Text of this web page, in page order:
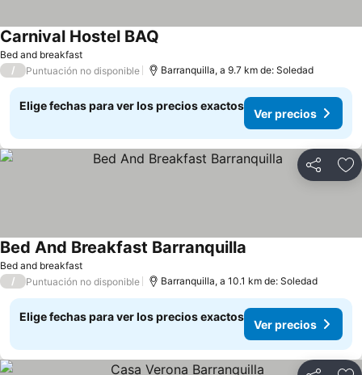
Bed and breakfast
Carnival Hostel BAQ
/ Puntuación no disponible Barranquilla, a 9.7 km de: Soledad
Elige fechas para ver los precios exactos
Ver precios
Compartir
Bed and breakfast
Bed And Breakfast Barranquilla
/ Puntuación no disponible Barranquilla, a 10.1 km de: Soledad
Elige fechas para ver los precios exactos
Ver precios